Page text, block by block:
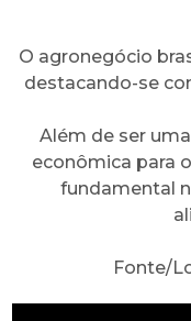
O agronegócio
destacando-se
Além de ser
econômica para
fundamental
Fonte/